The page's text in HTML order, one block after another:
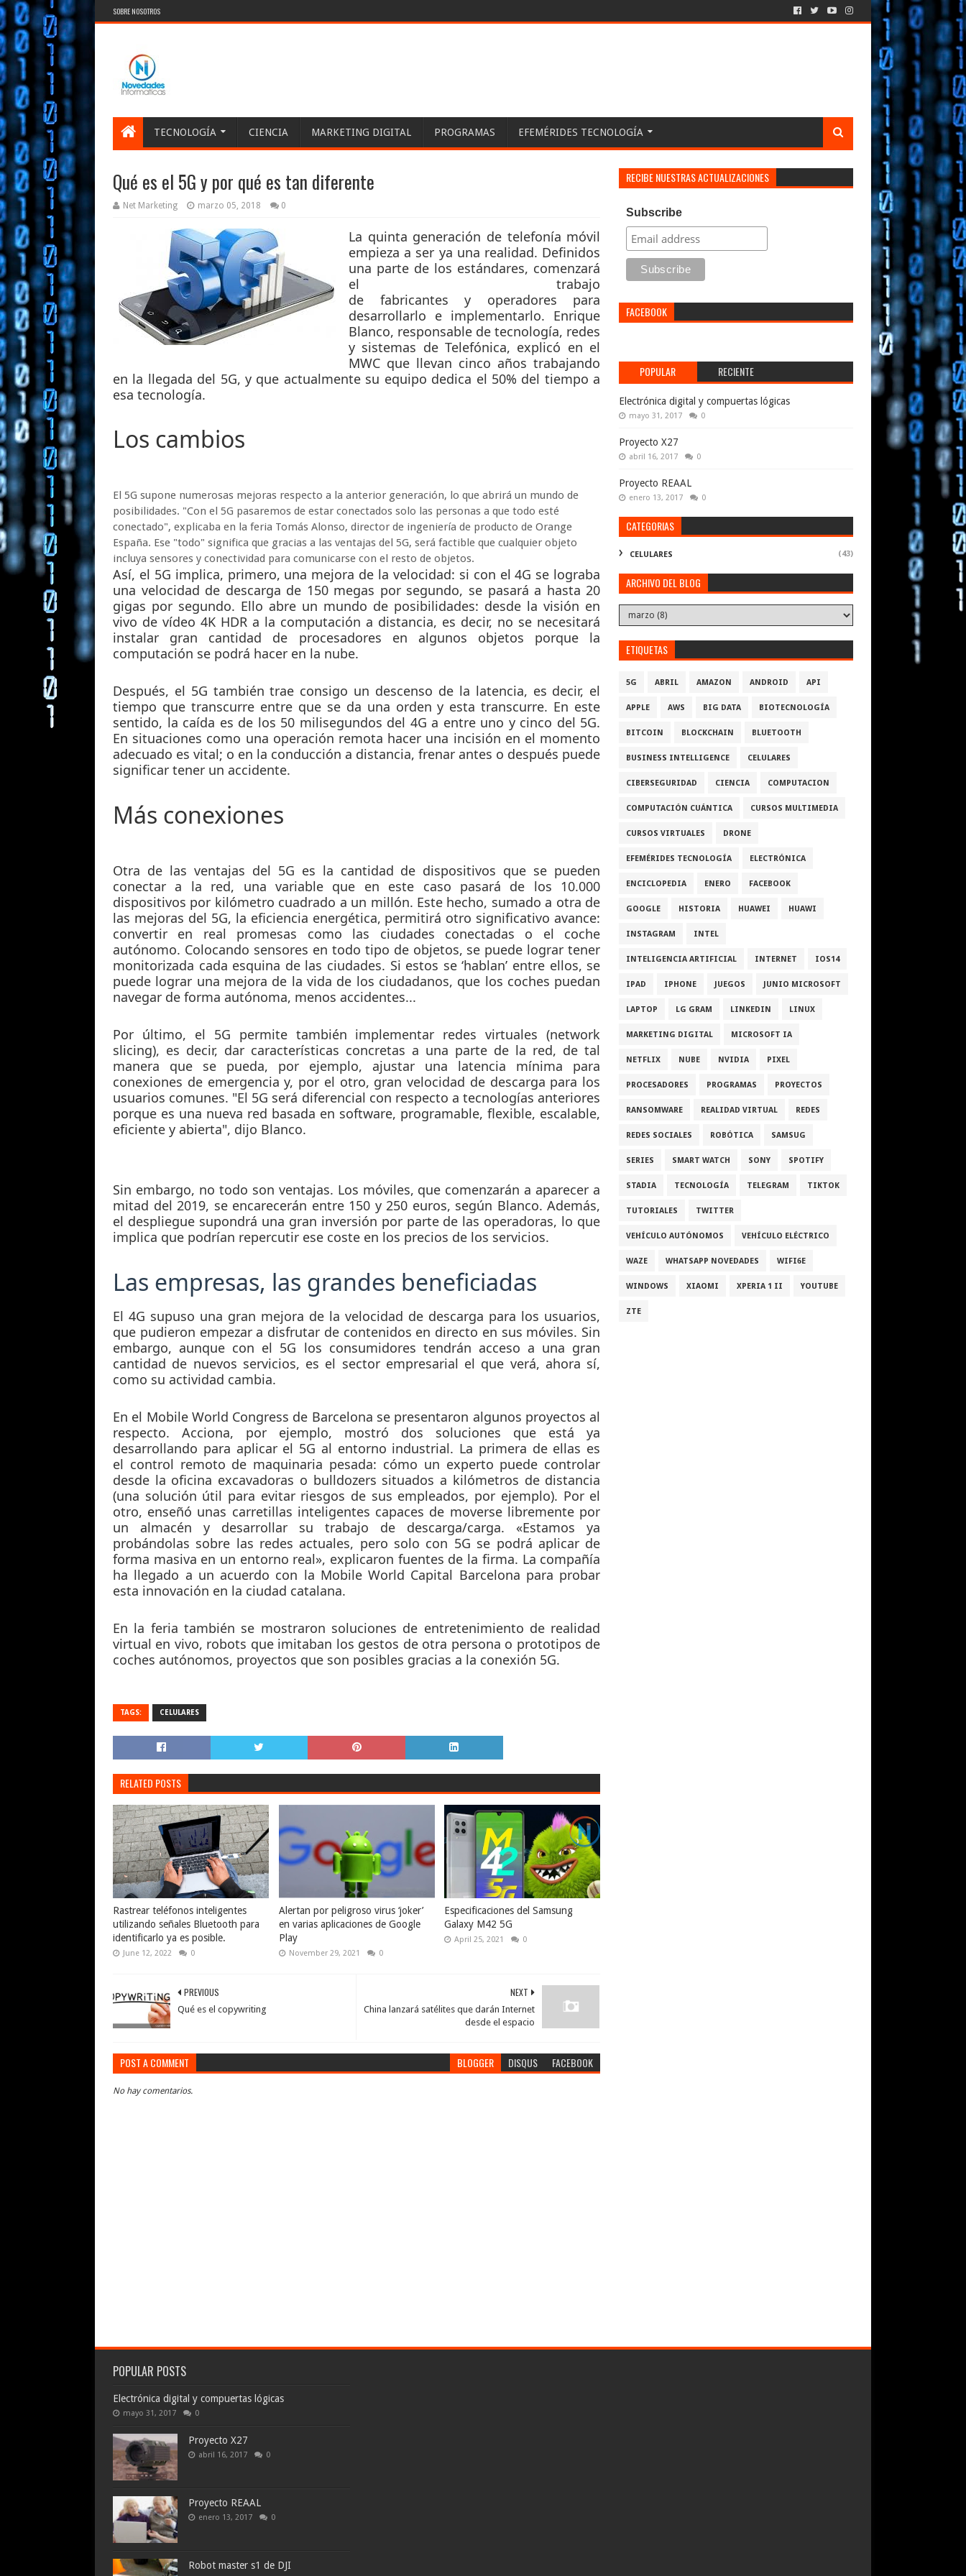
SOBRE NOSOTROS
TECNOLOGÍA CIENCIA MARKETING DIGITAL PROGRAMAS EFEMÉRIDES TECNOLOGÍA
Qué es el 5G y por qué es tan diferente
Net Marketing marzo 05, 2018 0
La quinta generación de telefonía móvil
empieza a ser ya una realidad. Definidos
una parte de los estándares, comenzará
el trabajo
de fabricantesy operadores para
desarrollarlo e implementarlo. Enrique
Blanco, responsable de tecnología, redes
y sistemas de Telefónica, explicó en el
MWC que llevan cinco años trabajando
en la llegada del 5G, y que actualmente su equipo dedica el 50% del tiempo a
esa tecnología.
Los cambios
El 5G supone numerosas mejoras respecto a la anterior generación, lo que abrirá un mundo de
posibilidades. "Con el 5G pasaremos de estar conectados solo las personas a que todo esté
conectado", explicaba en la feria Tomás Alonso, director de ingeniería de producto de Orange
España. Ese "todo" significa que gracias a las ventajas del 5G, será factible que cualquier objeto
incluya sensores y conectividad para comunicarse con el resto de objetos.
Así, el 5G implica, primero, una mejora de la velocidad: si con el 4G se lograba
una velocidad de descarga de 150 megas por segundo, se pasará a hasta 20
gigas por segundo. Ello abre un mundo de posibilidades: desde la visión en
vivo de vídeo 4K HDR a la computación a distancia, es decir, no se necesitará
instalar gran cantidad de procesadores en algunos objetos porque la
computación se podrá hacer en la nube.
Después, el 5G también trae consigo un descenso de la latencia, es decir, el
tiempo que transcurre entre que se da una orden y esta transcurre. En este
sentido, la caída es de los 50 milisegundos del 4G a entre uno y cinco del 5G.
En situaciones como una operación remota hacer una incisión en el momento
adecuado es vital; o en la conducción a distancia, frenar antes o después puede
significar tener un accidente.
Más conexiones
Otra de las ventajas del 5G es la cantidad de dispositivos que se pueden
conectar a la red, una variable que en este caso pasará de los 10.000
dispositivos por kilómetro cuadrado a un millón. Este hecho, sumado a otra de
las mejoras del 5G, la eficiencia energética, permitirá otro significativo avance:
convertir en real promesas como las ciudades conectadas o el coche
autónomo. Colocando sensores en todo tipo de objetos, se puede lograr tener
monitorizada cada esquina de las ciudades. Si estos se ‘hablan’ entre ellos, se
puede lograr una mejora de la vida de los ciudadanos, que los coches puedan
navegar de forma autónoma, menos accidentes...
Por último, el 5G permite también implementar redes virtuales (network
slicing), es decir, dar características concretas a una parte de la red, de tal
manera que se pueda, por ejemplo, ajustar una latencia mínima para
conexiones de emergencia y, por el otro, gran velocidad de descarga para los
usuarios comunes. "El 5G será diferencial con respecto a tecnologías anteriores
porque es una nueva red basada en software, programable, flexible, escalable,
eficiente y abierta", dijo Blanco.
Sin embargo, no todo son ventajas. Los móviles, que comenzarán a aparecer a
mitad del 2019, se encarecerán entre 150 y 250 euros, según Blanco. Además,
el despliegue supondrá una gran inversión por parte de las operadoras, lo que
implica que podrían repercutir ese coste en los precios de los servicios.
Las empresas, las grandes beneficiadas
El 4G supuso una gran mejora de la velocidad de descarga para los usuarios,
que pudieron empezar a disfrutar de contenidos en directo en sus móviles. Sin
embargo, aunque con el 5G los consumidores tendrán acceso a una gran
cantidad de nuevos servicios, es el sector empresarial el que verá, ahora sí,
como su actividad cambia.
En el Mobile World Congress de Barcelona se presentaron algunos proyectos al
respecto. Acciona, por ejemplo, mostró dos soluciones que está ya
desarrollando para aplicar el 5G al entorno industrial. La primera de ellas es
el control remoto de maquinaria pesada: cómo un experto puede controlar
desde la oficina excavadoras o bulldozers situados a kilómetros de distancia
(una solución útil para evitar riesgos de sus empleados, por ejemplo). Por el
otro, enseñó unas carretillas inteligentes capaces de moverse libremente por
un almacén y desarrollar su trabajo de descarga/carga. «Estamos ya
probándolas sobre las redes actuales, pero solo con 5G se podrá aplicar de
forma masiva en un entorno real», explicaron fuentes de la firma. La compañía
ha llegado a un acuerdo con la Mobile World Capital Barcelona para probar
esta innovación en la ciudad catalana.
En la feria también se mostraron soluciones de entretenimiento de realidad
virtual en vivo, robots que imitaban los gestos de otra persona o prototipos de
coches autónomos, proyectos que son posibles gracias a la conexión 5G.
TAGS: CELULARES
RELATED POSTS
Rastrear teléfonos inteligentes
utilizando señales Bluetooth para
identificarlo ya es posible.
June 12, 2022 0
Alertan por peligroso virus ‘joker’
en varias aplicaciones de Google
Play
November 29, 2021 0
Especificaciones del Samsung
Galaxy M42 5G
April 25, 2021 0
NEXT
China lanzará satélites que darán Internet
desde el espacio
PREVIOUS
Qué es el copywriting
POST A COMMENT BLOGGER DISQUS FACEBOOK
No hay comentarios.
RECIBE NUESTRAS ACTUALIZACIONES
Subscribe
FACEBOOK
POPULAR RECIENTE
Electrónica digital y compuertas lógicas
mayo 31, 2017 0
Proyecto X27
abril 16, 2017 0
Proyecto REAAL
enero 13, 2017 0
CATEGORIAS
CELULARES (43)
ARCHIVO DEL BLOG
ETIQUETAS
5G ABRIL AMAZON ANDROID API
APPLE AWS BIG DATA BIOTECNOLOGÍA
BITCOIN BLOCKCHAIN BLUETOOTH
BUSINESS INTELLIGENCE CELULARES
CIBERSEGURIDAD CIENCIA COMPUTACION
COMPUTACIÓN CUÁNTICA CURSOS MULTIMEDIA
CURSOS VIRTUALES DRONE
EFEMÉRIDES TECNOLOGÍA ELECTRÓNICA
ENCICLOPEDIA ENERO FACEBOOK
GOOGLE HISTORIA HUAWEI HUAWI
INSTAGRAM INTEL
INTELIGENCIA ARTIFICIAL INTERNET IOS14
IPAD IPHONE JUEGOS JUNIO MICROSOFT
LAPTOP LG GRAM LINKEDIN LINUX
MARKETING DIGITAL MICROSOFT IA
NETFLIX NUBE NVIDIA PIXEL
PROCESADORES PROGRAMAS PROYECTOS
RANSOMWARE REALIDAD VIRTUAL REDES
REDES SOCIALES ROBÓTICA SAMSUG
SERIES SMART WATCH SONY SPOTIFY
STADIA TECNOLOGÍA TELEGRAM TIKTOK
TUTORIALES TWITTER
VEHÍCULO AUTÓNOMOS VEHÍCULO ELÉCTRICO
WAZE WHATSAPP NOVEDADES WIFI6E
WINDOWS XIAOMI XPERIA 1 II YOUTUBE
ZTE
POPULAR POSTS
Electrónica digital y compuertas lógicas
mayo 31, 2017 0
Proyecto X27
abril 16, 2017 0
Proyecto REAAL
enero 13, 2017 0
Robot master s1 de DJI